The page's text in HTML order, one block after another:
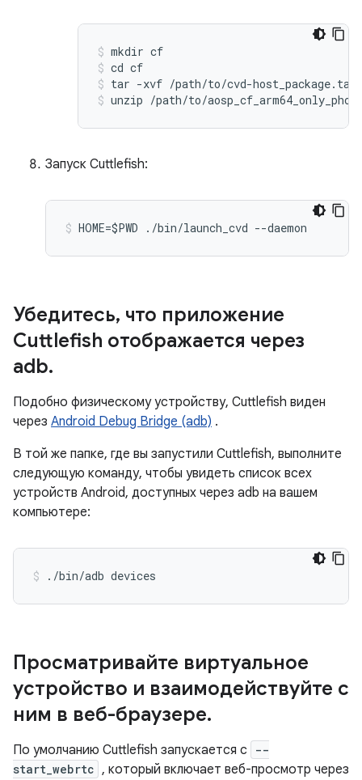
mkdir cf
cd cf
tar -xvf /path/to/cvd-host_package. tar
unzip /path/to/
Запуск Cuttlefish:
HOME=$PWD ./bin/launch_cvd --daemon
Убедитесь, что приложение
Cuttlefish отображается через
adb.
Подобно физическому устройству, Cuttlefish виден
через Android Debug Bridge (adb) .
В той же папке, где вы запустили Cuttlefish, выполните
следующую команду, чтобы увидеть список всех
устройств Android, доступных через adb на вашем
компьютере:
./bin/adb devices
Просматривайте виртуальное
устройство и взаимодействуйте с
ним в веб-браузере.
По умолчанию Cuttlefish запускается с
--
start_webrtc , который включает веб-просмотр через